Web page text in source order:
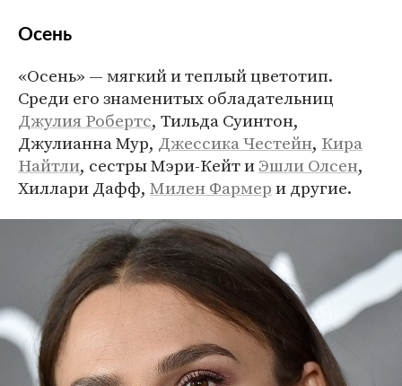
Осень
«Осень» — мягкий и теплый цветотип.
Среди его знаменитых обладательниц
Джулия Робертс, Тильда Суинтон,
Джулианна Мур, Джессика Честейн, Кира
Найтли, сестры Мэри-Кейт иЭшли Олсен,
Хиллари Дафф, Милен Фармери другие.